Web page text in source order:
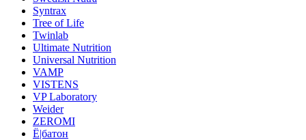
Syntrax
Tree of Life
Twinlab
Ultimate Nutrition
Universal Nutrition
VAMP
VISTENS
VP Laboratory
Weider
ZEROMI
Ё|батон